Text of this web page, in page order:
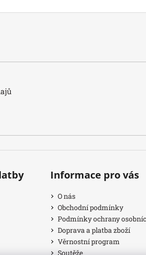
Informace pro vás
O nás
Obchodní podmínky
Podmínky ochrany
Doprava a platba zboží
Věrnostní program
Soutěže